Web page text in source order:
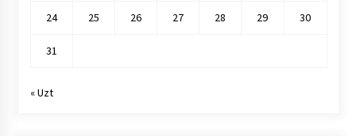
24 25 26 27 28 29 30
31
« Uzt